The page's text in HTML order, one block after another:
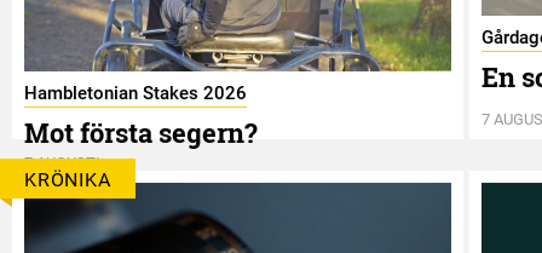
Hambletonian Stakes 2026
Mot första segern?
7 AUGUSTI
En
7
KRÖNIKA